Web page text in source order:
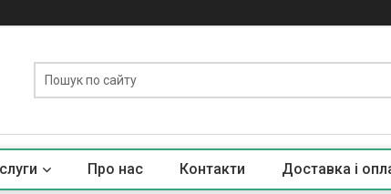
Про нас Контакти Доставка і